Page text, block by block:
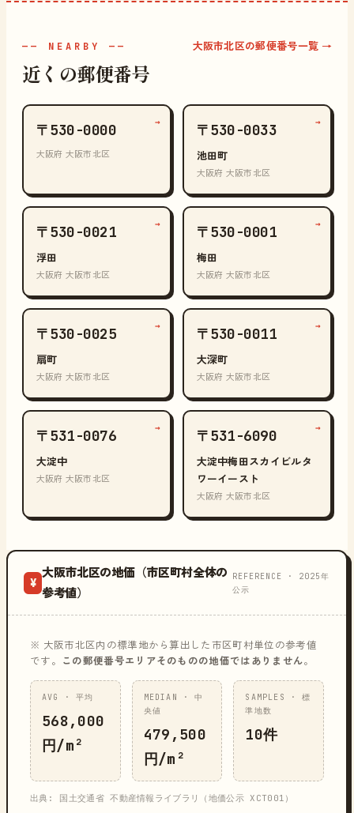
—— NEARBY ——
近くの郵便番号
大阪市北区の郵便番号一覧 →
〒530-0000
大阪府 大阪市北区
→ 〒530-0033
池田町
大阪府 大阪市北区
→
〒530-0021
浮田
大阪府 大阪市北区
→ 〒530-0001
梅田
大阪府 大阪市北区
→
〒530-0025
扇町
大阪府 大阪市北区
→ 〒530-0011
大深町
大阪府 大阪市北区
→
〒531-0076
大淀中
大阪府 大阪市北区
→ 〒531-6090
大淀中梅田スカイビルタ
ワーイースト
大阪府 大阪市北区
→
¥
大阪市北区の地価（市区町村全体の
参考値）
REFERENCE · 2025年
公示
※ 大阪市北区内の標準地から算出した市区町村単位の参考値
です。
この郵便番号エリアそのものの地価ではありません。
AVG · 平均
568,000
円/m²
MEDIAN · 中
央値
479,500
円/m²
SAMPLES · 標
準地数
10件
出典: 国土交通省 不動産情報ライブラリ（地価公示 XCT001）